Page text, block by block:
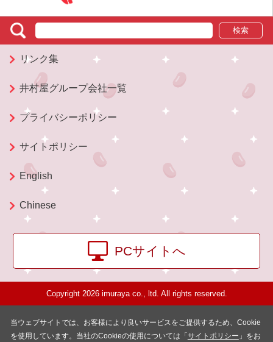
当ウェブサイトでは、お客様により良いサービスをご提供するため、Cookie
を使用しています。当社のCookieの使用については「 サイトポリシー 」をお
検索
リンク集
井村屋グループ会社一覧
プライバシーポリシー
サイトポリシー
English
Chinese
PCサイトへ
Copyright 2026 imuraya co., ltd. All rights reserved.